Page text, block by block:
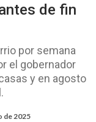
de fin
por semana
el gobernador
y en agosto
de 2025